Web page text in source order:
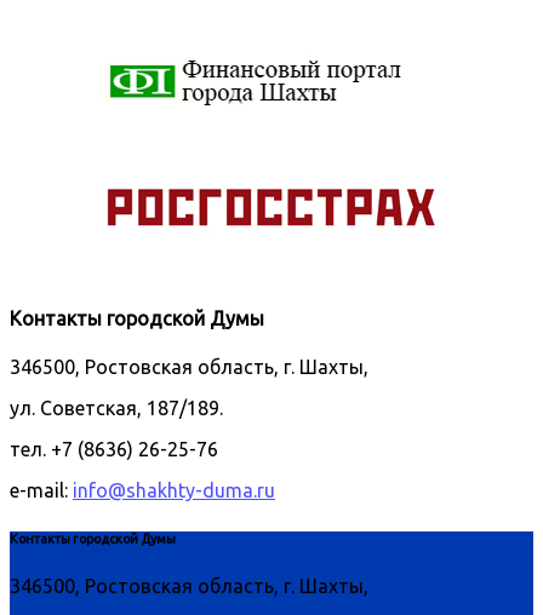
Контакты городской Думы
346500, Ростовская область, г. Шахты,
ул. Советская, 187/189.
тел. +7 (8636) 26-25-76
e-mail: info@shakhty-duma.ru
Контакты городской Думы
346500, Ростовская область, г. Шахты,